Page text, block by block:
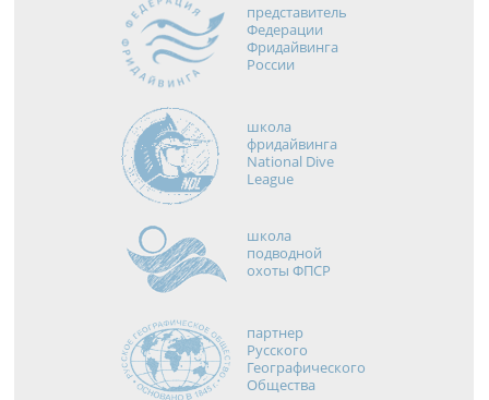
представитель
Федерации
Фридайвинга
России
школа
фридайвинга
National Dive
League
школа
подводной
охоты ФПСР
партнер
Русского
Географического
Общества